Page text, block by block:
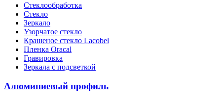
Стеклообработка
Стекло
Зеркало
Узорчатое стекло
Крашеное стекло Lacobel
Пленка Oracal
Гравировка
Зеркала с подсветкой
Алюминиевый профиль